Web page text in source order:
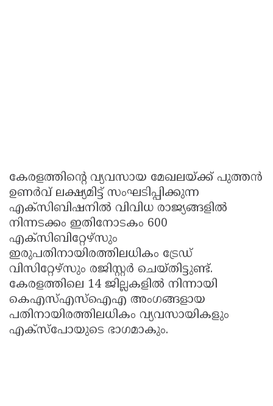
കേരളത്തിന്റെ വ്യവസായ മേഖലയ്ക്ക് പുത്തൻ
ഉണർവ് ലക്ഷ്യമിട്ട് സംഘടിപ്പിക്കുന്ന
എക്‌സിബിഷനിൽ വിവിധ രാജ്യങ്ങളിൽ
നിന്നടക്കം ഇതിനോടകം 600
എക്‌സിബിറ്റേഴ്‌സും
ഇരുപതിനായിരത്തിലധികം ട്രേഡ്
വിസിറ്റേഴ്‌സും രജിസ്റ്റർ ചെയ്തിട്ടുണ്ട്.
കേരളത്തിലെ 14 ജില്ലകളിൽ നിന്നായി
കെഎസ്എസ്ഐഎ അംഗങ്ങളായ
പതിനായിരത്തിലധികം വ്യവസായികളും
എക്‌സ്‌പോയുടെ ഭാഗമാകും.